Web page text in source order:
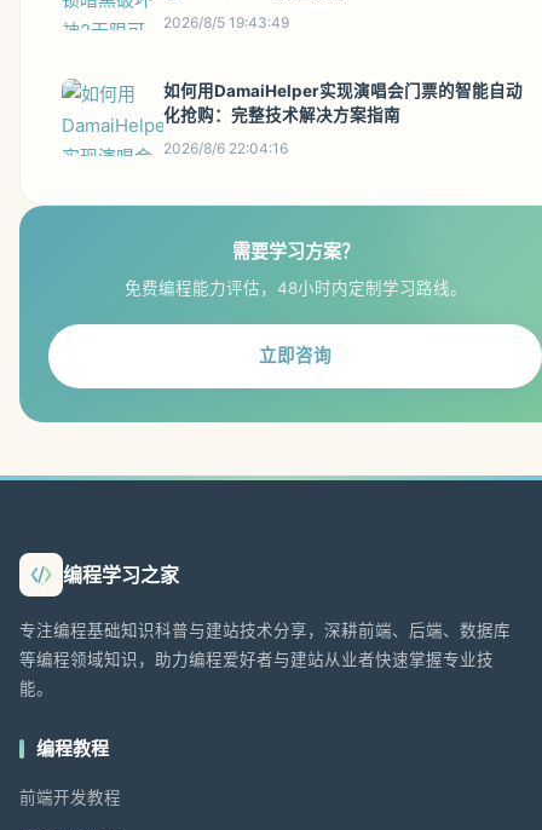
2026/8/5 19:43:49
如何用DamaiHelper实现演唱会门票的智能自动
化抢购：完整技术解决方案指南
2026/8/6 22:04:16
需要学习方案？
免费编程能力评估，48小时内定制学习路线。
立即咨询
编程学习之家
专注编程基础知识科普与建站技术分享，深耕前端、后端、数据库
等编程领域知识，助力编程爱好者与建站从业者快速掌握专业技
能。
编程教程
前端开发教程